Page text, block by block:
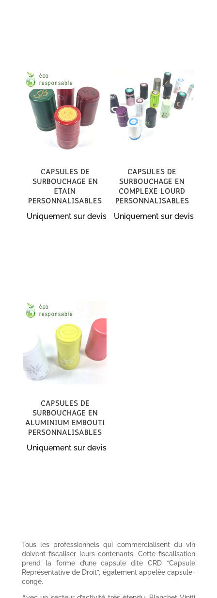
Capsules de
surbouchage en
Étain
personnalisables
Uniquement sur devis
Capsules de
surbouchage en
Complexe Lourd
personnalisables
Uniquement sur devis
Capsules de
surbouchage en
Aluminium Embouti
personnalisables
Uniquement sur devis
Tous les professionnels qui commercialisent du vin
doivent fiscaliser leurs contenants. Cette fiscalisation
prend la forme d’une capsule dite CRD “Capsule
Représentative de Droit”, également appelée capsule-
congé.